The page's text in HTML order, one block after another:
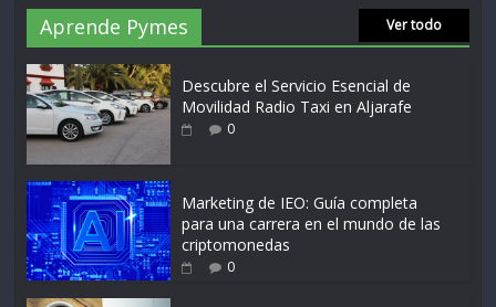
Aprende Pymes Ver todo
Descubre el Servicio Esencial de
Movilidad Radio Taxi en Aljarafe
0
Marketing de IEO: Guía completa
para una carrera en el mundo de las
criptomonedas
0